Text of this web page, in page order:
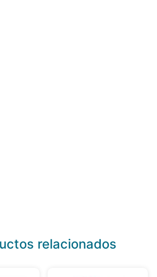
relacionados